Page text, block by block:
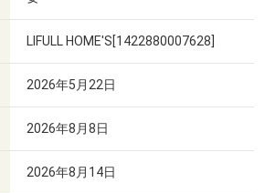
LIFULL HOME'S[1422880007628]
2026年5月22日
2026年8月8日
2026年8月14日